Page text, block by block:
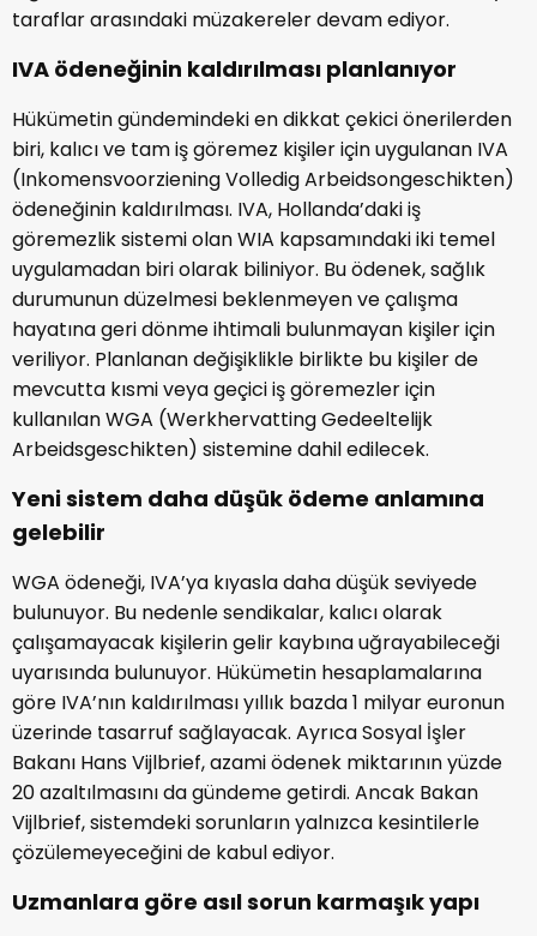
taraflar arasındaki müzakereler devam ediyor.
IVA ödeneğinin kaldırılması planlanıyor
Hükümetin gündemindeki en dikkat çekici önerilerden
biri, kalıcı ve tam iş göremez kişiler için uygulanan IVA
(Inkomensvoorziening Volledig Arbeidsongeschikten)
ödeneğinin kaldırılması. IVA, Hollanda’daki iş
göremezlik sistemi olan WIA kapsamındaki iki temel
uygulamadan biri olarak biliniyor. Bu ödenek, sağlık
durumunun düzelmesi beklenmeyen ve çalışma
hayatına geri dönme ihtimali bulunmayan kişiler için
veriliyor. Planlanan değişiklikle birlikte bu kişiler de
mevcutta kısmi veya geçici iş göremezler için
kullanılan WGA (Werkhervatting Gedeeltelijk
Arbeidsgeschikten) sistemine dahil edilecek.
Yeni sistem daha düşük ödeme anlamına
gelebilir
WGA ödeneği, IVA’ya kıyasla daha düşük seviyede
bulunuyor. Bu nedenle sendikalar, kalıcı olarak
çalışamayacak kişilerin gelir kaybına uğrayabileceği
uyarısında bulunuyor. Hükümetin hesaplamalarına
göre IVA’nın kaldırılması yıllık bazda 1 milyar euronun
üzerinde tasarruf sağlayacak. Ayrıca Sosyal İşler
Bakanı Hans Vijlbrief, azami ödenek miktarının yüzde
20 azaltılmasını da gündeme getirdi. Ancak Bakan
Vijlbrief, sistemdeki sorunların yalnızca kesintilerle
çözülemeyeceğini de kabul ediyor.
Uzmanlara göre asıl sorun karmaşık yapı